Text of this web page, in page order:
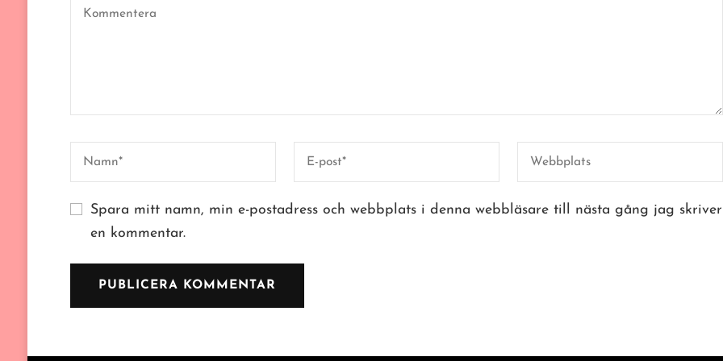
Spara mitt namn, min e-postadress och webbplats i denna webbläsare till nästa gång jag skriver
en kommentar.